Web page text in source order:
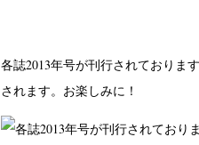
各誌2013年号が刊行されておりま
されます。お楽しみに！